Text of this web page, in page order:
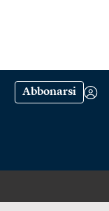
Abbonarsi